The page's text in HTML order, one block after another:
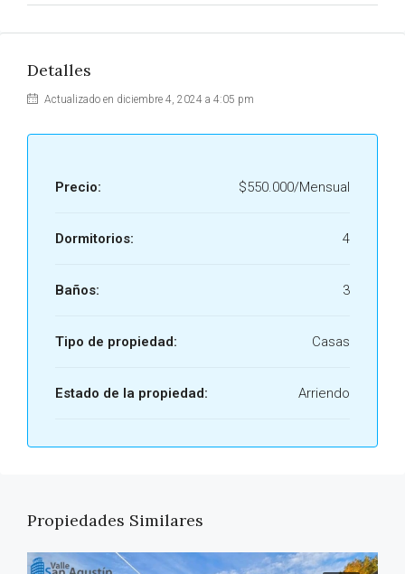
Detalles
Actualizado en diciembre 4, 2024 a 4:05 pm
Precio: $550.000/Mensual
Dormitorios: 4
Baños: 3
Tipo de propiedad: Casas
Estado de la propiedad: Arriendo
Propiedades Similares